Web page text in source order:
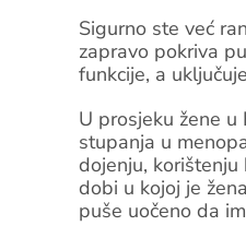
Sigurno ste već
zapravo pokriva
funkcije, a
U prosjeku žene
stupanja u
dojenju, korištenju
dobi u kojoj je
puše uočeno da